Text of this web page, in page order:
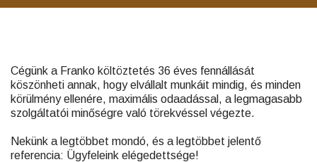
Cégünk a Franko költöztetés 36 éves fennállását
köszönheti annak, hogy elvállalt munkáit mindig, és minden
körülmény ellenére, maximális odaadással, a legmagasabb
szolgáltatói minőségre való törekvéssel végezte.
Nekünk a legtöbbet mondó, és a legtöbbet jelentő
referencia: Ügyfeleink elégedettsége!